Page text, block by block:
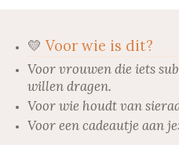
💛 Voor wie is dit?
Voor vrouwen die iets
willen dragen.
Voor wie houdt van
Voor een cadeautje aan